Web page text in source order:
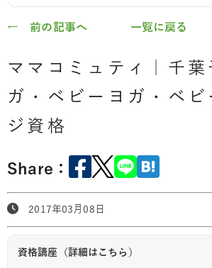
← 前の記事へ 一覧に戻る
ママコミュティ｜千葉
ガ・ベビーヨガ・ベビ
ジ資格
Share：
2017年03月08日
資格講座（詳細はこちら）